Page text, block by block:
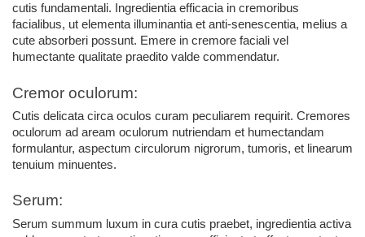
cutis fundamentali. Ingredientia efficacia in cremoribus
facialibus, ut elementa illuminantia et anti-senescentia, melius a
cute absorberi possunt. Emere in cremore faciali vel
humectante qualitate praedito valde commendatur.
Cremor oculorum:
Cutis delicata circa oculos curam peculiarem requirit. Cremores
oculorum ad aream oculorum nutriendam et humectandam
formulantur, aspectum circulorum nigrorum, tumoris, et linearum
tenuium minuentes.
Serum:
Serum summum luxum in cura cutis praebet, ingredientia activa